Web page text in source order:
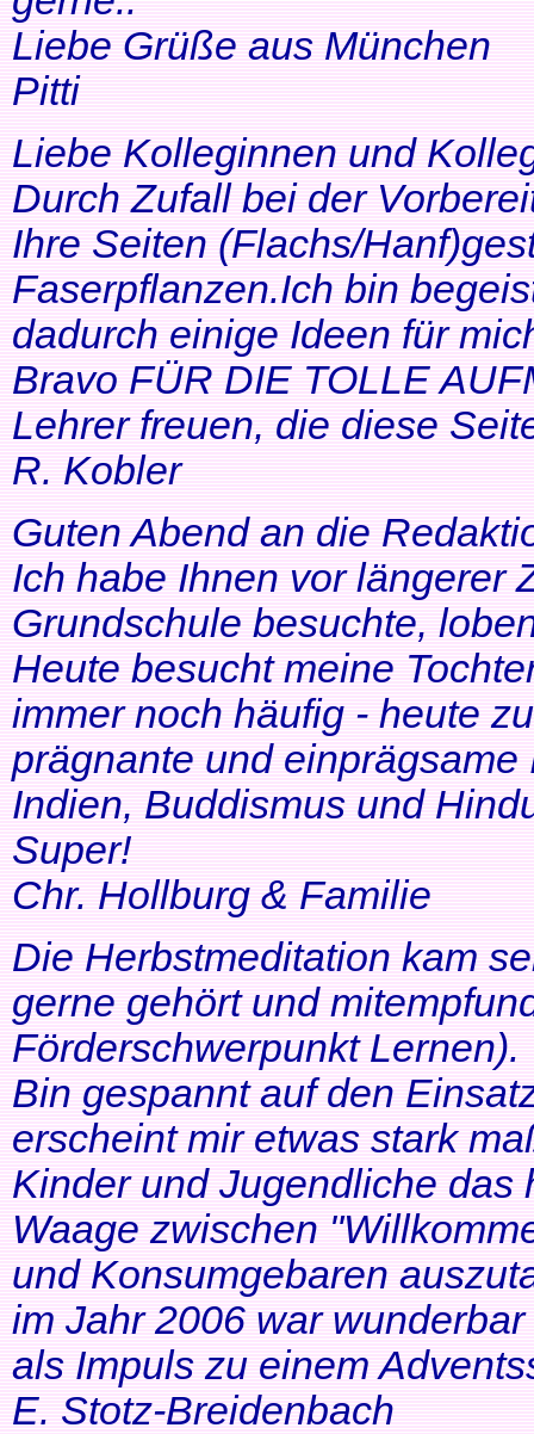
Liebe Grüße aus München
Pitti
Liebe Kolleginnen und
Durch Zufall bei der
Ihre Seiten (Flachs/
Faserpflanzen.Ich bin
dadurch einige Ideen für
Bravo FÜR DIE TOLLE
Lehrer freuen, die diese
R. Kobler
Guten Abend an die
Ich habe Ihnen vor längerer
Grundschule besuchte,
Heute besucht meine
immer noch häufig - heute
prägnante und
Indien, Buddismus und
Super!
Chr. Hollburg & Familie
Die Herbstmeditation kam
gerne gehört und
Förderschwerpunkt Lernen).
Bin gespannt auf den
erscheint mir etwas stark
Kinder und Jugendliche das
Waage zwischen
und Konsumgebaren
im Jahr 2006 war
als Impuls zu einem
E. Stotz-Breidenbach